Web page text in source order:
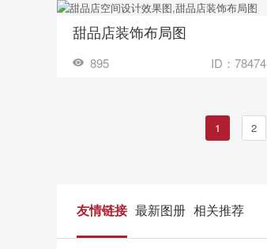
收藏 装修成这样要花多少钱？
甜品店装饰布局图
895 ID：78474
1 2
友情链接 最新图册 相关推荐